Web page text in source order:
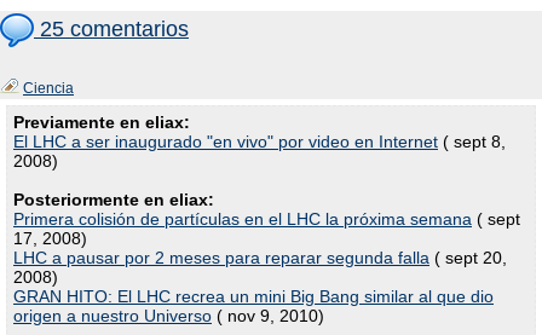
25 comentarios
Ciencia
Previamente en eliax:
El LHC a ser inaugurado "en vivo" por video en Internet ( sept 8,
2008)
Posteriormente en eliax:
Primera colisión de partículas en el LHC la próxima semana ( sept
17, 2008)
LHC a pausar por 2 meses para reparar segunda falla ( sept 20,
2008)
GRAN HITO: El LHC recrea un mini Big Bang similar al que dio
origen a nuestro Universo ( nov 9, 2010)